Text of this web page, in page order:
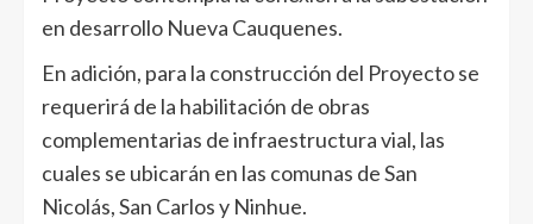
en desarrollo Nueva Cauquenes.
En adición, para la construcción del Proyecto se
requerirá de la habilitación de obras
complementarias de infraestructura vial, las
cuales se ubicarán en las comunas de San
Nicolás, San Carlos y Ninhue.